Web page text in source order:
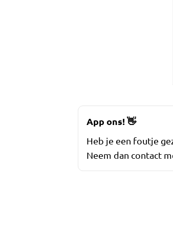
App ons!👋
Heb je een foutje
Neem dan contact